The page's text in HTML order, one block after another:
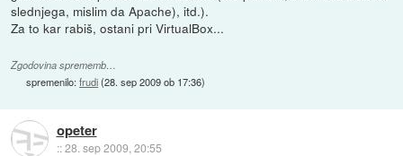
slednjega, mislim da Apache), itd.).
Za to kar rabiš, ostani pri VirtualBox...
Zgodovina sprememb…
spremenilo:frudi(28. sep 2009 ob 17:36)
opeter
::28. sep 2009, 20:55